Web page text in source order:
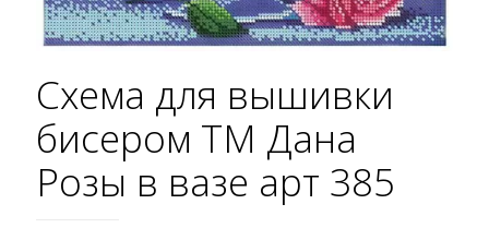
Схема для вышивки
бисером ТМ Дана
Розы в вазе арт 385